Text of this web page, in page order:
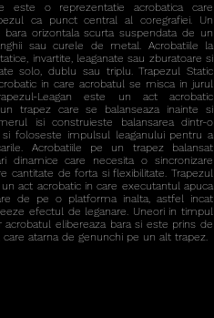
este o reprezentatie acrobatica care
ca punct central al coregrafiei. Un
orizontala scurta suspendata de un
sau curele de metal. Acrobatiile la
invartite, leaganate sau zburatoare si
solo, dublu sau triplu.Trapezul Static
in care acrobatul se misca in jurul
Leagan este un act acrobatic
trapez care se balanseaza inainte si
isi construieste balansarea dintr-o
si foloseste impulsul leaganului pentru a
Acrobatiile pe un trapez balansat
dinamice care necesita o sincronizare
cantitate de forta si flexibilitate. Trapezul
act acrobatic in care executantul apuca
de pe o platforma inalta, astfel incat
efectul de leganare. Uneori in timpul
acrobatul elibereaza bara si este prins de
care atarna de genunchi pe un alt trapez.